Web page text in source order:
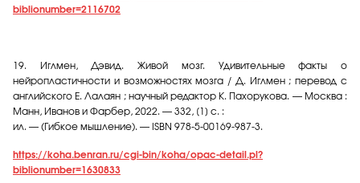
biblionumber=2116702
19.
Иглмен, Дэвид. Живой мозг. Удивительные факты о
нейропластичности и возможностях мозга / Д. Иглмен ; перевод с
английского Е. Лалаян ; научный редактор К. Пахорукова. — Москва :
Манн, Иванов и Фарбер, 2022. — 332, [1] с. :
ил. — (Гибкое мышление). — ISBN 978-5-00169-987-3.
https://koha.benran.ru/cgi-bin/koha/opac-detail.pl?
biblionumber=1630833